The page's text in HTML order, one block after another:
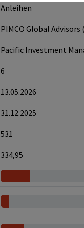
Anleihen
PIMCO Global
Pacific Investment
6
13.05.2026
31.12.2025
531
334,95